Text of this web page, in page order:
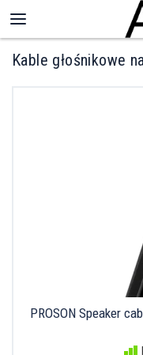
Kable głośnikowe
PROSON Speaker